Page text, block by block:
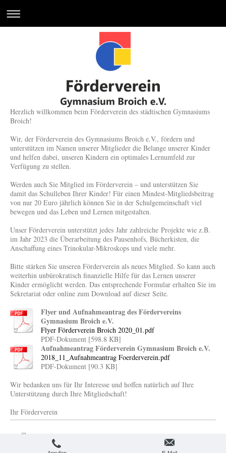
Herzlich willkommen beim Förderverein des städtischen Gymnasiums
Broich!
Wir, der Förderverein des Gymnasiums Broich e.V., fördern und
unterstützen im Namen unserer Mitglieder die Belange unserer Kinder
und helfen dabei, unseren Kindern ein optimales Lernumfeld zur
Verfügung zu stellen.
Werden auch Sie Mitglied im Förderverein – und unterstützen Sie
damit das Schulleben Ihrer Kinder! Für einen Mindest-Mitgliedsbeitrag
von nur 20 Euro jährlich können Sie in der Schulgemeinschaft viel
bewegen und das Leben und Lernen mitgestalten.
Unser Förderverein unterstützt jedes Jahr zahlreiche Projekte wie z.B.
im Jahr 2023 die Überarbeitung des Pausenhofs, Bücherkisten, die
Anschaffung eines Trinokular-Mikroskops und viele mehr.
Bitte stärken Sie unseren Förderverein als neues Mitglied. So kann auch
weiterhin unbürokratisch finanzielle Hilfe für das Lernen unserer
Kinder ermöglicht werden. Das entsprechende Formular erhalten Sie im
Sekretariat oder online zum Download auf dieser Seite.
Flyer und Aufnahmeantrag des Fördervereins
Gymnasium Broich e.V.
Flyer Förderverein Broich 2020_01.pdf
PDF-Dokument [598.8 KB]
Aufnahmeantrag Förderverein Gymnasium Broich e.V.
2018_11_Aufnahmeantrag Foerderverein.pdf
PDF-Dokument [90.3 KB]
Wir bedanken uns für Ihr Interesse und hoffen natürlich auf Ihre
Unterstützung durch Ihre Mitgliedschaft!
Ihr Förderverein
Druckversion
© Arndt Fritzer
Webansicht